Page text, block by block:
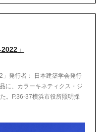
」
発行者： 日本建築学会発行
に、カラーキネティクス・ジ
。P.36-37横浜市役所照明採